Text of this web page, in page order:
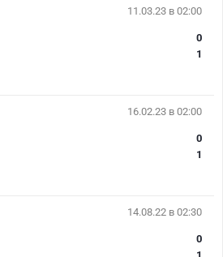
11.03.23 в 02:00
0
1
16.02.23 в 02:00
0
1
14.08.22 в 02:30
0
1